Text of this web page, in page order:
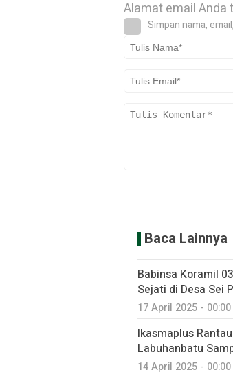
Alamat email Anda
Simpan nama,
Baca Lainnya
Babinsa Koramil
Sejati di Desa Sei
17 April 2025 - 00:00
Ikasmaplus
Labuhanbatu
14 April 2025 - 00:00